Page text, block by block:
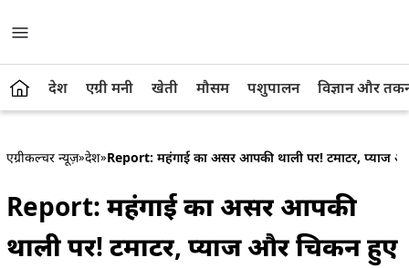
देश एग्री मनी खेती मौसम पशुपालन विज्ञान और
एग्रीकल्चर न्यूज़»देश»Report: महंगाई का असर आपकी थाली पर! टमाटर, प्याज
Report: महंगाई का असर आपकी
थाली पर! टमाटर, प्याज और चिकन हुए